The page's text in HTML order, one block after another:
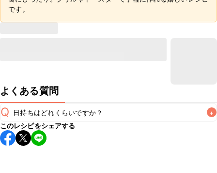
です。
よくある質問
Q 日持ちはどれくらいですか？ +
保存期間は冷蔵で当日中が目安です。なるべくお早めにお召
し上がりください。
このレシピをシェアする